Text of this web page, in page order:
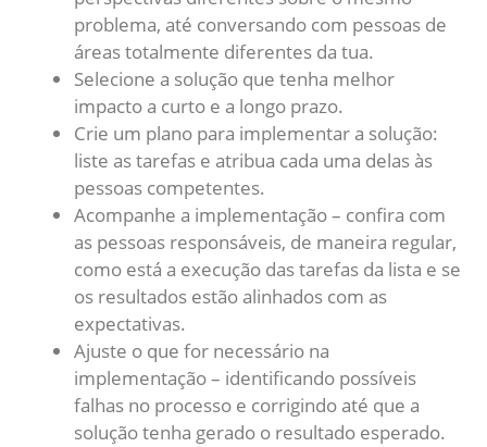
problema, até conversando com pessoas de
áreas totalmente diferentes da tua.
Selecione a solução que tenha melhor
impacto a curto e a longo prazo.
Crie um plano para implementar a solução:
liste as tarefas e atribua cada uma delas às
pessoas competentes.
Acompanhe a implementação – confira com
as pessoas responsáveis, de maneira regular,
como está a execução das tarefas da lista e se
os resultados estão alinhados com as
expectativas.
Ajuste o que for necessário na
implementação – identificando possíveis
falhas no processo e corrigindo até que a
solução tenha gerado o resultado esperado.